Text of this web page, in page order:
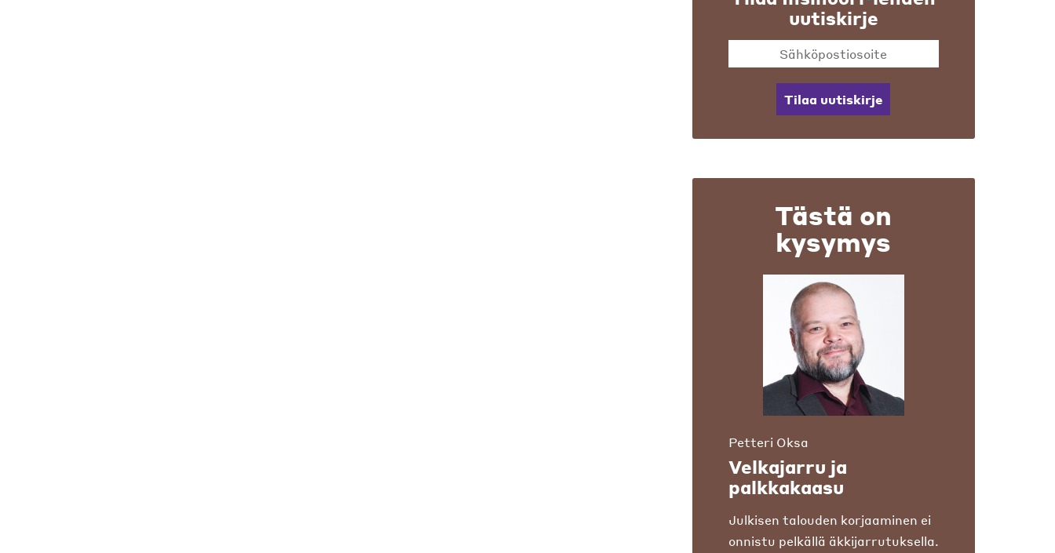
uutiskirje
Tilaa uutiskirje
Tästä on
kysymys
Petteri Oksa
Velkajarru ja
palkkakaasu
Julkisen talouden korjaaminen ei
onnistu pelkällä äkkijarrutuksella.